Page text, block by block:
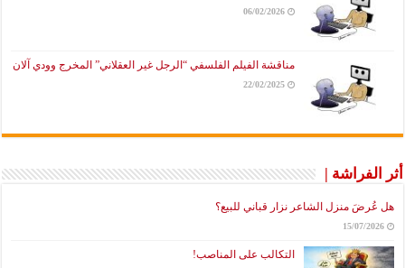
06/02/2026
مناقشة الفيلم الفلسفي “الرجل غير العقلاني” المخرج وودي آلان
22/02/2025
أثر الفراشة |
هل عُرضَ منزل الشاعر نزار قباني للبيع؟
15/07/2026
التكالب على المناصب!